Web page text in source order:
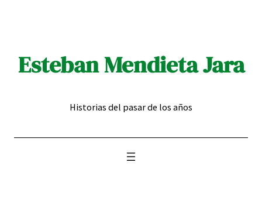
Esteban Mendieta Jara
Historias del pasar de los años